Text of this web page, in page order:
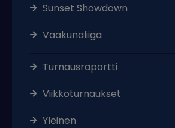
Sunset Showdown
Vaakunaliiga
Turnausraportti
Viikkoturnaukset
Yleinen